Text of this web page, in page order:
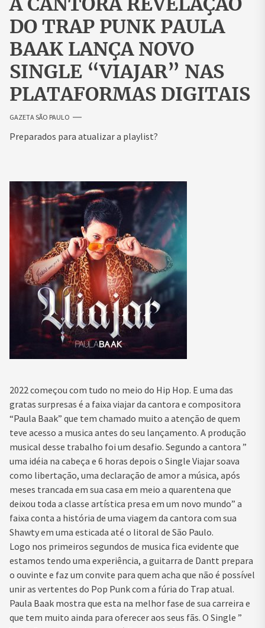
DO TRAP PUNK PAULA
BAAK LANÇA NOVO
SINGLE “VIAJAR” NAS
PLATAFORMAS DIGITAIS
GAZETA SÃO PAULO
Preparados para atualizar a playlist?
2022 começou com tudo no meio do Hip Hop. E uma das
gratas surpresas é a faixa viajar da cantora e compositora
“Paula Baak” que tem chamado muito a atenção de quem
teve acesso a musica antes do seu lançamento. A produção
musical desse trabalho foi um desafio. Segundo a cantora ”
uma idéia na cabeça e 6 horas depois o Single Viajar soava
como libertação, uma declaração de amor a música, após
meses trancada em sua casa em meio a quarentena que
deixou toda a classe artística presa em um novo mundo” a
faixa conta a história de uma viagem da cantora com sua
Shawty em uma esticada até o litoral de São Paulo.
Logo nos primeiros segundos de musica fica evidente que
estamos tendo uma experiência, a guitarra de Dantt prepara
o ouvinte e faz um convite para quem acha que não é possível
unir as vertentes do Pop Punk com a fúria do Trap atual.
Paula Baak mostra que esta na melhor fase de sua carreira e
que tem muito ainda para oferecer aos seus fãs. O Single ”